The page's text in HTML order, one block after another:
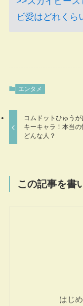
ビ愛はどれくら
エンタメ
コムドットひゅうが
キーキャラ！本当の
どんな人？
この記事を書
はじ